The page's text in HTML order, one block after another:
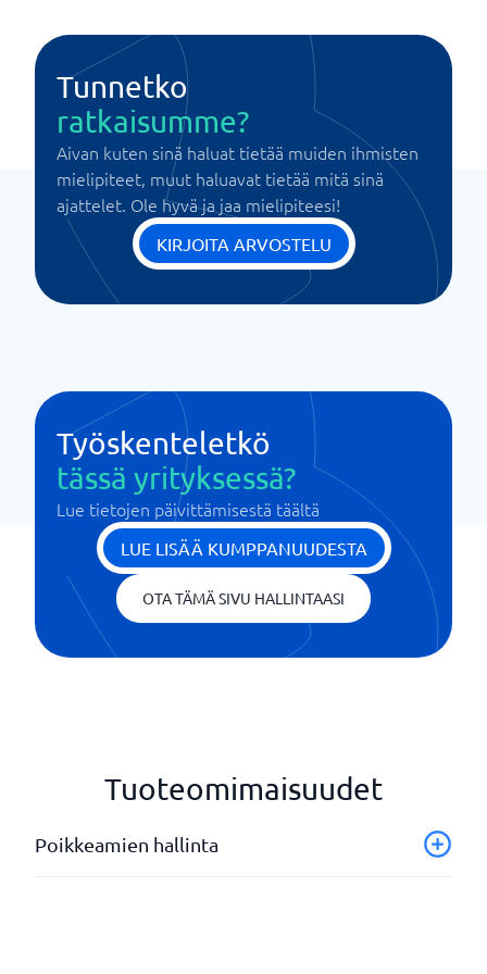
Tunnetko
ratkaisumme?
Aivan kuten sinä haluat tietää muiden ihmisten
mielipiteet, muut haluavat tietää mitä sinä
ajattelet. Ole hyvä ja jaa mielipiteesi!
KIRJOITA ARVOSTELU
Työskenteletkö
tässä yrityksessä?
Lue tietojen päivittämisestä täältä
LUE LISÄÄ KUMPPANUUDESTA
OTA TÄMÄ SIVU HALLINTAASI
Tuoteomimaisuudet
Poikkeamien hallinta